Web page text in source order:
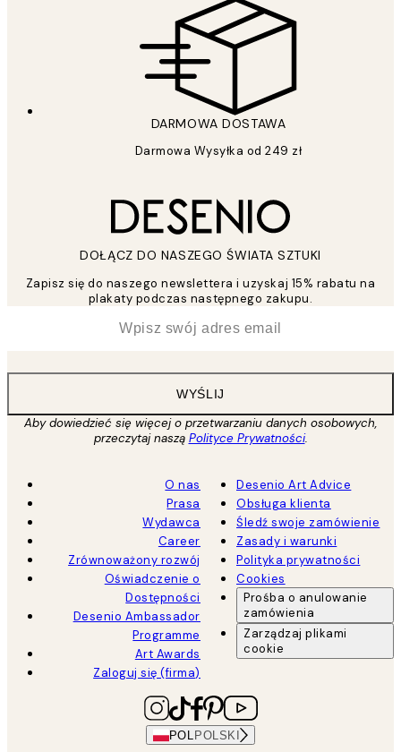
DARMOWA DOSTAWA
Darmowa Wysyłka od 249 zł
DOŁĄCZ DO NASZEGO ŚWIATA SZTUKI
Zapisz się do naszego newslettera i uzyskaj 15% rabatu na
plakaty podczas następnego zakupu.
WYŚLIJ
Aby dowiedzieć się więcej o przetwarzaniu danych osobowych,
przeczytaj naszą Polityce Prywatności.
O nas
Prasa
Wydawca
Career
Zrównoważony rozwój
Oświadczenie o
Dostępności
Desenio Ambassador
Programme
Art Awards
Zaloguj się (firma)
Desenio Art Advice
Obsługa klienta
Śledź swoje zamówienie
Zasady i warunki
Polityka prywatności
Cookies
Prośba o anulowanie
zamówienia
Zarządzaj plikami
cookie
POL POLSKI